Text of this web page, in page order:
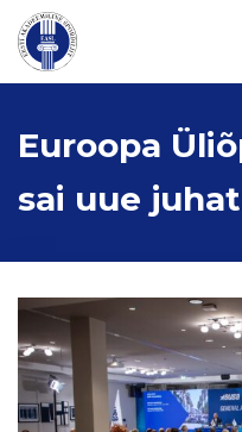
Euroopa
sai uue